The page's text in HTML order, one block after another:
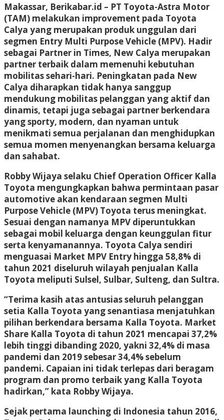
Makassar, Berikabar.id – PT Toyota-Astra Motor
(TAM) melakukan improvement pada Toyota
Calya yang merupakan produk unggulan dari
segmen Entry Multi Purpose Vehicle (MPV). Hadir
sebagai Partner in Times, New Calya merupakan
partner terbaik dalam memenuhi kebutuhan
mobilitas sehari-hari. Peningkatan pada New
Calya diharapkan tidak hanya sanggup
mendukung mobilitas pelanggan yang aktif dan
dinamis, tetapi juga sebagai partner berkendara
yang sporty, modern, dan nyaman untuk
menikmati semua perjalanan dan menghidupkan
semua momen menyenangkan bersama keluarga
dan sahabat.
Robby Wijaya selaku Chief Operation Officer Kalla
Toyota mengungkapkan bahwa permintaan pasar
automotive akan kendaraan segmen Multi
Purpose Vehicle (MPV) Toyota terus meningkat.
Sesuai dengan namanya MPV diperuntukkan
sebagai mobil keluarga dengan keunggulan fitur
serta kenyamanannya. Toyota Calya sendiri
menguasai Market MPV Entry hingga 58,8% di
tahun 2021 diseluruh wilayah penjualan Kalla
Toyota meliputi Sulsel, Sulbar, Sulteng, dan Sultra.
“Terima kasih atas antusias seluruh pelanggan
setia Kalla Toyota yang senantiasa menjatuhkan
pilihan berkendara bersama Kalla Toyota. Market
Share Kalla Toyota di tahun 2021 mencapai 37,2%
lebih tinggi dibanding 2020, yakni 32,4% di masa
pandemi dan 2019 sebesar 34,4% sebelum
pandemi. Capaian ini tidak terlepas dari beragam
program dan promo terbaik yang Kalla Toyota
hadirkan,” kata Robby Wijaya.
Sejak pertama launching di Indonesia tahun 2016,